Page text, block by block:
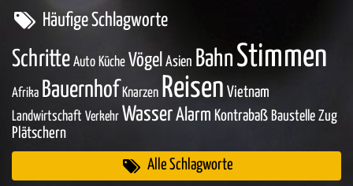
Häufige Schlagworte
Schritte Auto Küche Vögel Asien BahnStimmen
Afrika Bauernhof Knarzen Reisen Vietnam
Landwirtschaft Verkehr WasserAlarm Kontrabaß Baustelle Zug
Plätschern
Alle Schlagworte